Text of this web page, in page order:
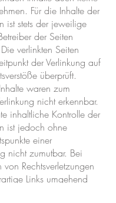
Für die Inhalte der
ist stets der jeweilige
der Seiten
verlinkten Seiten
der Verlinkung auf
überprüft.
waren zum
nicht erkennbar.
inhaltliche Kontrolle der
ist jedoch ohne
einer
nicht zumutbar. Bei
von Rechtsverletzungen
Links umgehend